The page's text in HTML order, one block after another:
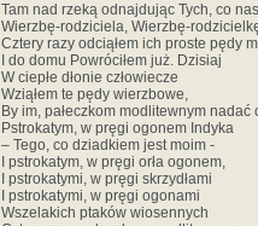
Tam nad rzeką odnajdując Tych, co
Wierzbę-rodziciela, Wierzbę-
Cztery razy odciąłem ich proste pędy
I do domu Powróciłem już. Dzisiaj
W ciepłe dłonie człowiecze
Wziąłem te pędy wierzbowe,
By im, pałeczkom modlitewnym nadać
Pstrokatym, w pręgi ogonem Indyka
– Tego, co dziadkiem jest moim -
I pstrokatym, w pręgi orła ogonem,
I pstrokatymi, w pręgi skrzydłami
I pstrokatymi, w pręgi ogonami
Wszelakich ptaków wiosennych